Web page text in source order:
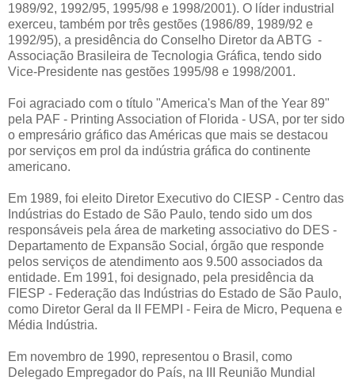
1989/92, 1992/95, 1995/98 e 1998/2001). O líder industrial
exerceu, também por três gestões (1986/89, 1989/92 e
1992/95), a presidência do Conselho Diretor da ABTG -
Associação Brasileira de Tecnologia Gráfica, tendo sido
Vice-Presidente nas gestões 1995/98 e 1998/2001.
Foi agraciado com o título "America's Man of the Year 89"
pela PAF - Printing Association of Florida - USA, por ter sido
o empresário gráfico das Américas que mais se destacou
por serviços em prol da indústria gráfica do continente
americano.
Em 1989, foi eleito Diretor Executivo do CIESP - Centro das
Indústrias do Estado de São Paulo, tendo sido um dos
responsáveis pela área de marketing associativo do DES -
Departamento de Expansão Social, órgão que responde
pelos serviços de atendimento aos 9.500 associados da
entidade. Em 1991, foi designado, pela presidência da
FIESP - Federação das Indústrias do Estado de São Paulo,
como Diretor Geral da II FEMPI - Feira de Micro, Pequena e
Média Indústria.
Em novembro de 1990, representou o Brasil, como
Delegado Empregador do País, na III Reunião Mundial